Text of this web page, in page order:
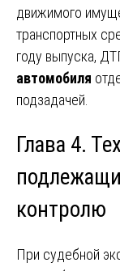
движимого
транспортных
году выпуска,
автомобиля
подзадачей.
Глава 4.
контролю
При судебной